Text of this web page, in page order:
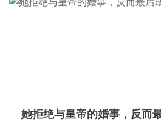
她拒绝与皇帝的婚事，反而